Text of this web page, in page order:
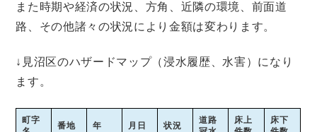
また時期や経済の状況、方角、近隣の環境、前面道
路、その他諸々の状況により金額は変わります。
↓見沼区のハザードマップ（浸水履歴、水害）になり
ます。
町字
番地 年 月日 状況
道路
床上
床下